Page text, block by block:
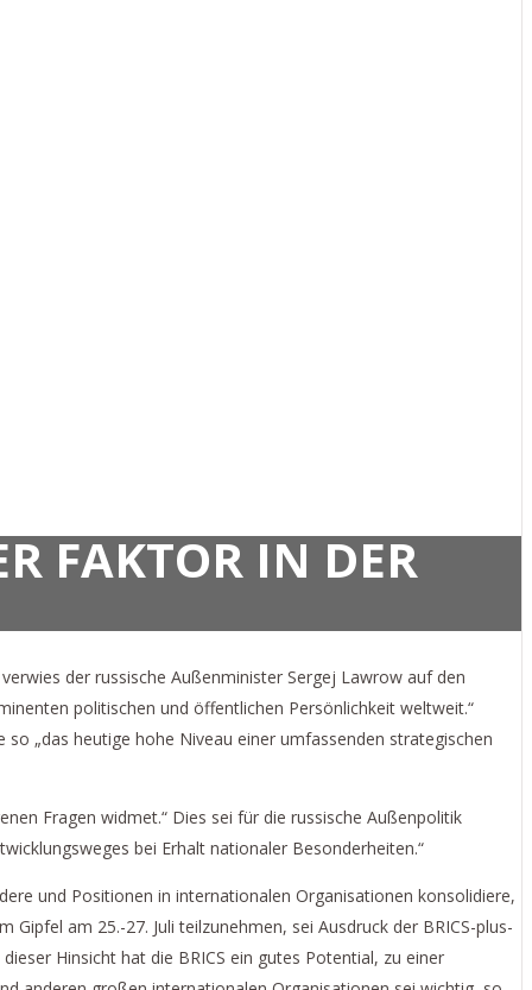
FAKTOR IN DER
der russische Außenminister Sergej Lawrow auf den
politischen und öffentlichen Persönlichkeit weltweit.“
„das heutige hohe Niveau einer umfassenden strategischen
Fragen widmet.“ Dies sei für die russische Außenpolitik
bei Erhalt nationaler Besonderheiten.“
und Positionen in internationalen Organisationen konsolidiere,
am 25.-27. Juli teilzunehmen, sei Ausdruck der BRICS-plus-
Hinsicht hat die BRICS ein gutes Potential, zu einer